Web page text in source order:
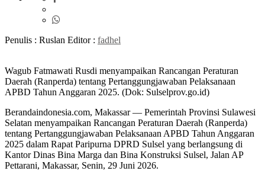
Penulis : Ruslan Editor : fadhel
Wagub Fatmawati Rusdi menyampaikan Rancangan Peraturan
Daerah (Ranperda) tentang Pertanggungjawaban Pelaksanaan
APBD Tahun Anggaran 2025. (Dok: Sulselprov.go.id)
Berandaindonesia.com, Makassar — Pemerintah Provinsi Sulawesi
Selatan menyampaikan Rancangan Peraturan Daerah (Ranperda)
tentang Pertanggungjawaban Pelaksanaan APBD Tahun Anggaran
2025 dalam Rapat Paripurna DPRD Sulsel yang berlangsung di
Kantor Dinas Bina Marga dan Bina Konstruksi Sulsel, Jalan AP
Pettarani, Makassar, Senin, 29 Juni 2026.